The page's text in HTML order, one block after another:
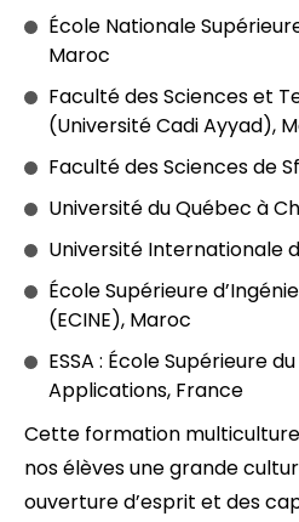
École Nationale
Maroc
Faculté des Sciences et
(Université Cadi Ayyad),
Faculté des Sciences de
Université du Québec à
Université Internationale
École Supérieure
(ECINE), Maroc
ESSA : École Supérieure
Applications, France
Cette formation
nos élèves une grande
ouverture d’esprit et des